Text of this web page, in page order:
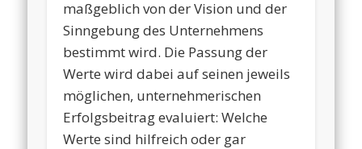
maßgeblich von der Vision und der
Sinngebung des Unternehmens
bestimmt wird. Die Passung der
Werte wird dabei auf seinen jeweils
möglichen, unternehmerischen
Erfolgsbeitrag evaluiert: Welche
Werte sind hilfreich oder gar